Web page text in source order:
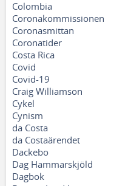
Colombia
Coronakommissionen
Coronasmittan
Coronatider
Costa Rica
Covid
Covid-19
Craig Williamson
Cykel
Cynism
da Costa
da Costaärendet
Dackebo
Dag Hammarskjöld
Dagbok